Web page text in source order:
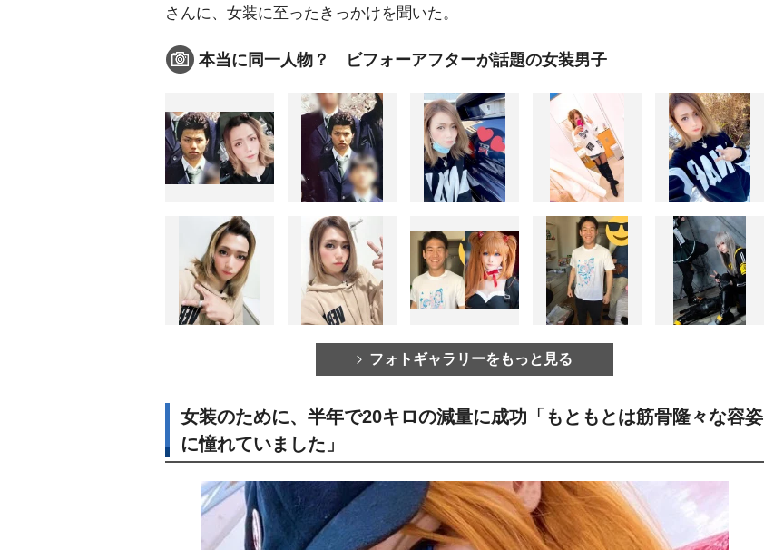
さんに、女装に至ったきっかけを聞いた。
本当に同一人物？ ビフォーアフターが話題の女装男子
フォトギャラリーをもっと見る
女装のために、半年で20キロの減量に成功「もともとは筋骨隆々な容姿
に憧れていました」